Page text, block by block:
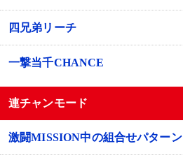
四兄弟リーチ
一撃当千CHANCE
連チャンモード
激闘MISSION中の組合せパターン